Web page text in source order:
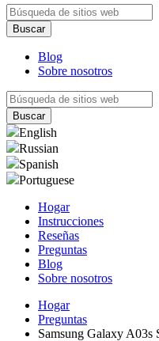
Blog
Sobre nosotros
English
Russian
Spanish
Portuguese
Hogar
Instrucciones
Reseñas
Preguntas
Blog
Sobre nosotros
Hogar
Preguntas
Samsung Galaxy A03s